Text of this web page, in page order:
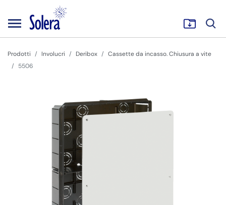
Prodotti Involucri Deribox
Cassette da incasso. Chiusura a vite
5506